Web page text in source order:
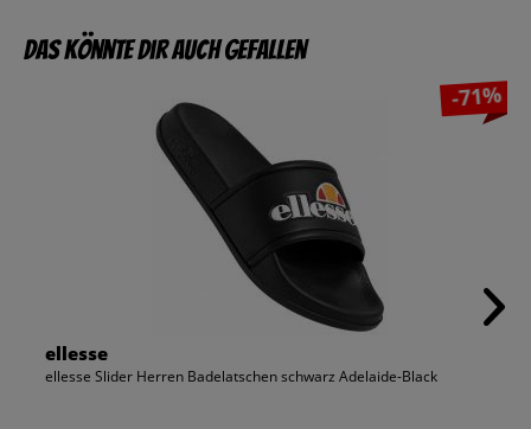
Das könnte dir auch gefallen
-71%
ellesse
ellesse Slider Herren Badelatschen schwarz Adelaide-Black